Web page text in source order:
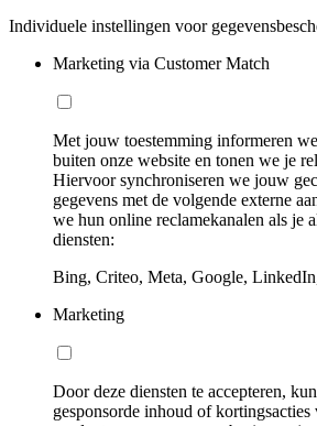
Individuele instellingen voor
Marketing via Customer Match
Met jouw toestemming informeren
buiten onze website en tonen we je
Hiervoor synchroniseren we jouw
gegevens met de volgende externe
we hun online reclamekanalen als je
diensten:
Bing, Criteo, Meta, Google,
Marketing
Door deze diensten te accepteren,
gesponsorde inhoud of